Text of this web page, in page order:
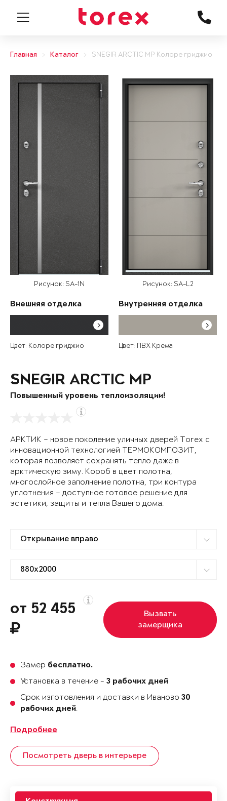
Главная Каталог SNEGIR ARCTIC MP Колоре гриджио
Рисунок: SA-1N
Внешняя отделка
Цвет: Колоре гриджио
Рисунок: SA-L2
Внутренняя отделка
Цвет: ПВХ Крема
SNEGIR ARCTIC MP
Повышенный уровень теплоизоляции!
АРКТИК – новое поколение уличных дверей Torex с
инновационной технологией ТЕРМОКОМПОЗИТ,
которая позволяет сохранять тепло даже в
арктическую зиму. Короб в цвет полотна,
многослойное заполнение полотна, три контура
уплотнения – доступное готовое решение для
эстетики, защиты и тепла Вашего дома.
от 52 455
Вызвать
замерщика
Замер бесплатно.
Установка в течение - 3 рабочих дней
Срок изготовления и доставки в Иваново 30
рабочих дней.
Подробнее
Посмотреть дверь в интерьере